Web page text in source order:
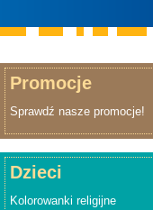
Promocje
Sprawdź nasze promocje!
Dzieci
Kolorowanki religijne